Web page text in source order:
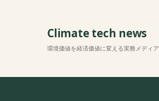
Climate tech news
環境価値を経済価値に変える実務メディア